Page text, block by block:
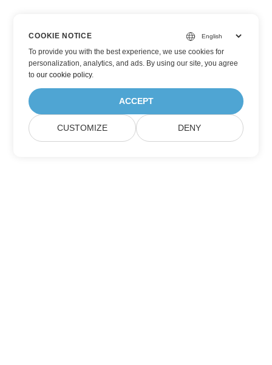
COOKIE NOTICE
To provide you with the best experience, we use cookies for
personalization, analytics, and ads. By using our site, you agree
toour cookie policy.
ACCEPT
CUSTOMIZE DENY